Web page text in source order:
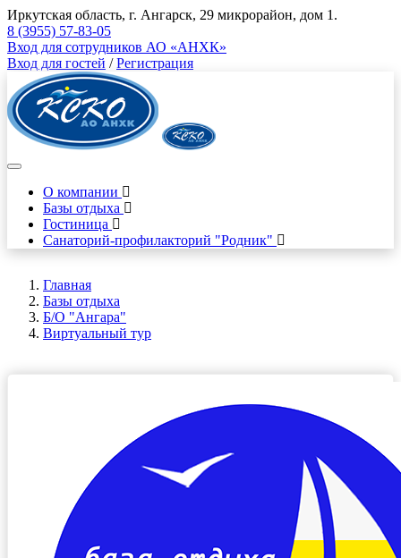
Иркутская область, г. Ангарск, 29 микрорайон, дом 1.
8 (3955) 57-83-05
Вход для сотрудников АО «АНХК»
Вход для гостей /Регистрация
О компании
Базы отдыха
Гостиница
Санаторий-профилакторий "Родник"
Главная
Базы отдыха
Б/О "Ангара"
Виртуальный тур